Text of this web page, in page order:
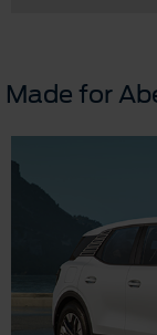
Made for